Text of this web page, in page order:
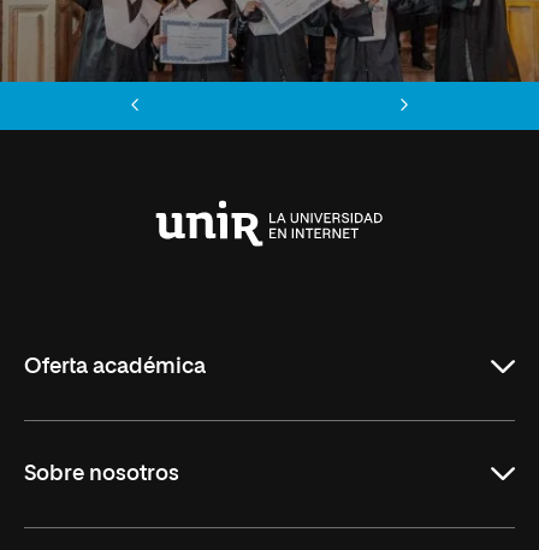
Oferta académica
Másteres Oficiales
Másteres Propios
Sobre nosotros